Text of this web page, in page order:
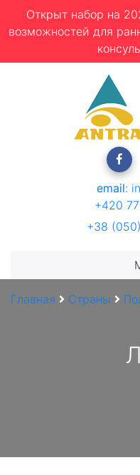
Открыт набор на
возможностей для
email:
+420
+38
Главная Страны